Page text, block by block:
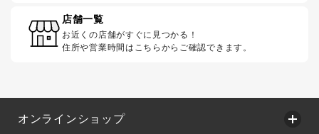
店舗一覧
お近くの店舗がすぐに見つかる！
住所や営業時間はこちらからご確認できます。
オンラインショップ